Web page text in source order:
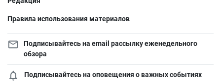
Правила использования материалов
Подписывайтесь на email рассылку еженедельного
обзора
Подписывайтесь на оповещения о важных событиях